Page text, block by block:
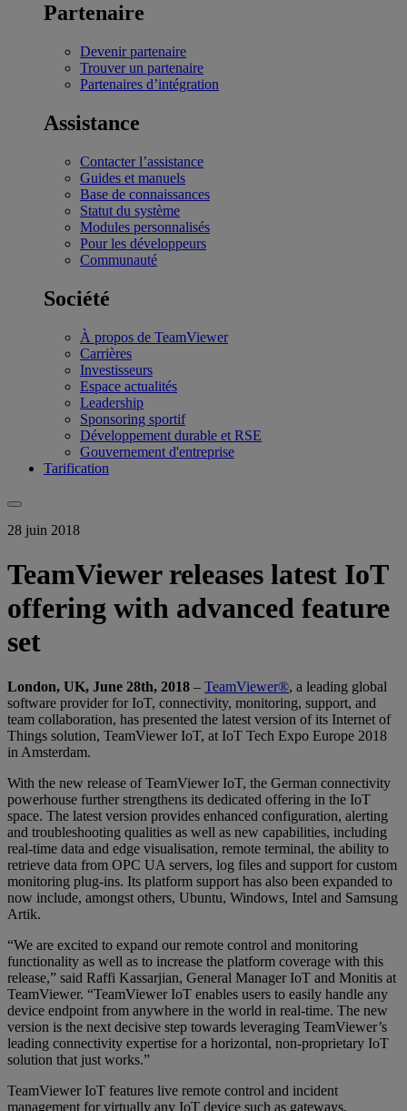
Partenaire
Devenir partenaire
Trouver un partenaire
Partenaires d’intégration
Assistance
Contacter l’assistance
Guides et manuels
Base de connaissances
Statut du système
Modules personnalisés
Pour les développeurs
Communauté
Société
À propos de TeamViewer
Carrières
Investisseurs
Espace actualités
Leadership
Sponsoring sportif
Développement durable et RSE
Gouvernement d'entreprise
Tarification
28 juin 2018
TeamViewer releases latest IoT
offering with advanced feature
set
London, UK, June 28th, 2018 – TeamViewer®, a leading global
software provider for IoT, connectivity, monitoring, support, and
team collaboration, has presented the latest version of its Internet of
Things solution, TeamViewer IoT, at IoT Tech Expo Europe 2018
in Amsterdam.
With the new release of TeamViewer IoT, the German connectivity
powerhouse further strengthens its dedicated offering in the IoT
space. The latest version provides enhanced configuration, alerting
and troubleshooting qualities as well as new capabilities, including
real-time data and edge visualisation, remote terminal, the ability to
retrieve data from OPC UA servers, log files and support for custom
monitoring plug-ins. Its platform support has also been expanded to
now include, amongst others, Ubuntu, Windows, Intel and Samsung
Artik.
“We are excited to expand our remote control and monitoring
functionality as well as to increase the platform coverage with this
release,” said Raffi Kassarjian, General Manager IoT and Monitis at
TeamViewer. “TeamViewer IoT enables users to easily handle any
device endpoint from anywhere in the world in real-time. The new
version is the next decisive step towards leveraging TeamViewer’s
leading connectivity expertise for a horizontal, non-proprietary IoT
solution that just works.”
TeamViewer IoT features live remote control and incident
management for virtually any IoT device such as gateways,